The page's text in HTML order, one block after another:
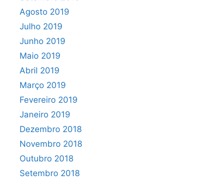
Agosto 2019
Julho 2019
Junho 2019
Maio 2019
Abril 2019
Março 2019
Fevereiro 2019
Janeiro 2019
Dezembro 2018
Novembro 2018
Outubro 2018
Setembro 2018